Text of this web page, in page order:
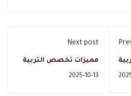
Next post
مميزات تخصص التربية
2025-10-13